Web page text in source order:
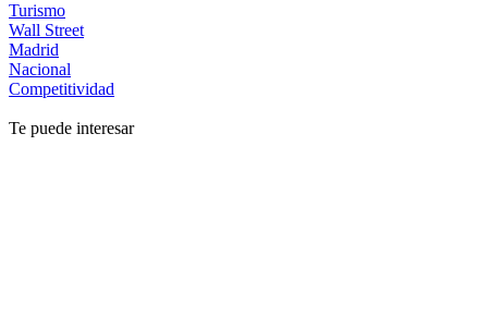
Turismo
Wall Street
Madrid
Nacional
Competitividad
Te puede interesar